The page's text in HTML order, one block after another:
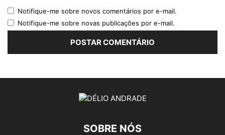
Notifique-me sobre novos comentários por e-mail.
Notifique-me sobre novas publicações por e-mail.
SOBRE NÓS